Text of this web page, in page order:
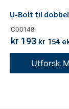
C00148
U-Bolt til
kr 193 kr 154
Utforsk